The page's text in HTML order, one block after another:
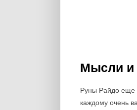
Мысли и
Руны Райдо еще
каждому очень